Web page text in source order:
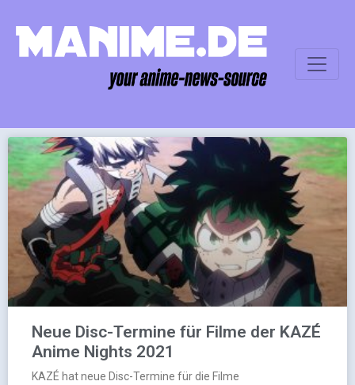
Neue Disc-Termine für Filme der KAZÉ
Anime Nights 2021
KAZÉ hat neue Disc-Termine für die Filme